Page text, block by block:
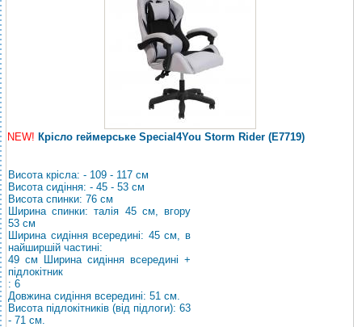
NEW! Крісло геймерське Special4You Storm Rider (E7719)
Висота крісла: - 109 - 117 см
Висота сидіння: - 45 - 53 см
Висота спинки: 76 см
Ширина спинки: талія 45 см, вгору
53 см
Ширина сидіння всередині: 45 см, в
найширшій частині:
49 см Ширина сидіння всередині +
підлокітник
: 6
Довжина сидіння всередині: 51 см.
Висота підлокітників (від підлоги): 63
- 71 см.